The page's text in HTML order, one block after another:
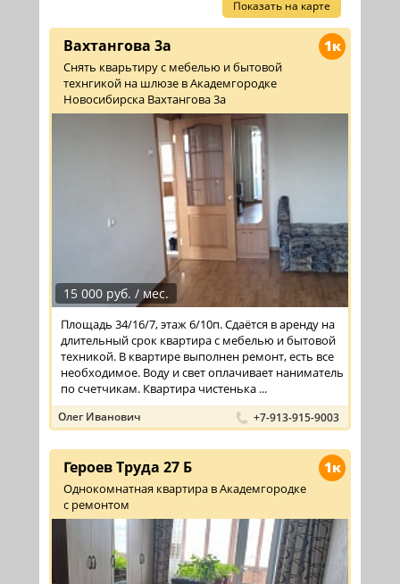
Показать на карте
1к
Вахтангова 3а
Снять кварьтиру с мебелью и бытовой
технгикой на шлюзе в Академгородке
Новосибирска Вахтангова 3а
15 000 руб. / мес.
Площадь 34/16/7, этаж 6/10п. Сдаётся в аренду на
длительный срок квартира с мебелью и бытовой
техникой. В квартире выполнен ремонт, есть все
необходимое. Воду и свет оплачивает наниматель
по счетчикам. Квартира чистенька ...
Олег Иванович +7-913-915-9003
1к
Героев Труда 27 Б
Однокомнатная квартира в Академгородке
с ремонтом